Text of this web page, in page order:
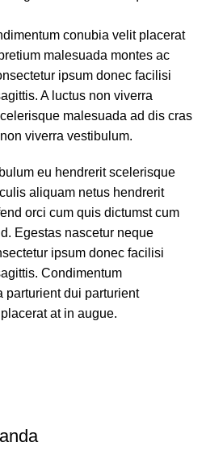
conubia velit placerat
malesuada montes ac
ipsum donec facilisi
A luctus non viverra
malesuada ad dis cras
viverra vestibulum.
eu hendrerit scelerisque
aliquam netus hendrerit
orci cum quis dictumst cum
Egestas nascetur neque
ipsum donec facilisi
Condimentum
parturient dui parturient
at in augue.